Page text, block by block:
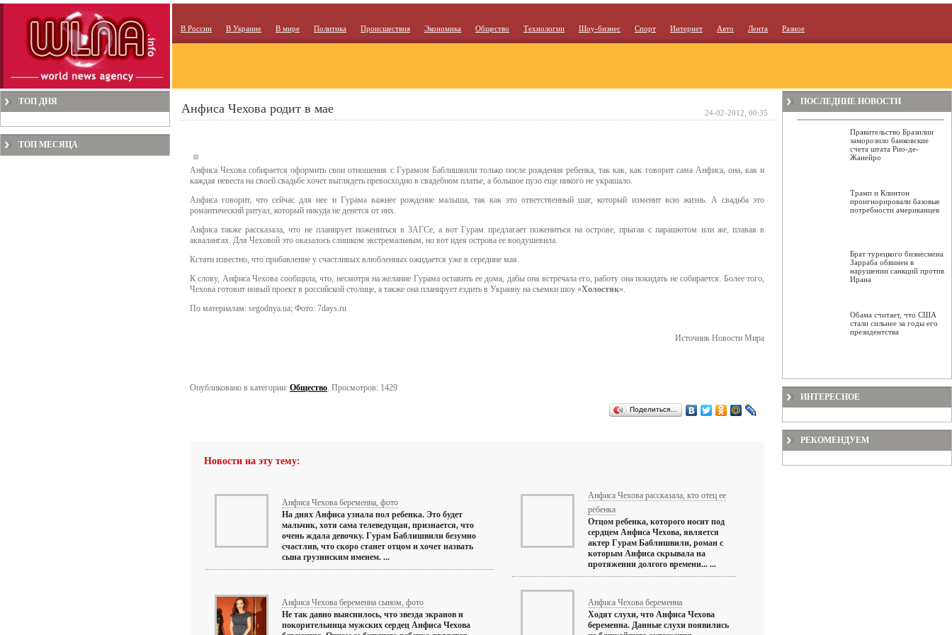
В России В Украине В мире Политика Происшествия Экономика Общество Технологии Шоу-бизнес Спорт Интернет Авто Лента Разное
ТОП ДНЯ
ТОП МЕСЯЦА
Анфиса Чехова родит в мае
Анфиса Чехова собирается оформить свои отношения с Гурамом Баблишвили только после рождения ребенка, так как, как говорит сама Анфиса, она, как и
каждая невеста на своей свадьбе хочет выглядеть превосходно в свадебном платье, а большое пузо еще никого не украшало.
Анфиса говорит, что сейчас для нее и Гурама важнее рождение малыша, так как это ответственный шаг, который изменит всю жизнь. А свадьба это
романтический ритуал, который никуда не денется от них.
Анфиса также рассказала, что не планирует пожениться в ЗАГСе, а вот Гурам предлагает пожениться на острове, прыгая с парашютом или же, плавая в
аквалангах. Для Чеховой это оказалось слишком экстремальным, но вот идея острова ее воодушевила.
Кстати известно, что прибавление у счастливых влюбленных ожидается уже в середине мая.
К слову, Анфиса Чехова сообщила, что, несмотря на желание Гурама оставить ее дома, дабы она встречала его, работу она покидать не собирается. Более того,
Чехова готовит новый проект в российской столице, а также она планирует ездить в Украину на съемки шоу «Холостяк».
По материалам: segodnya.ua; Фото: 7days.ru
Источник Новости Мира
Опубликовано в категории: Общество. Просмотров: 1429
Поделиться…
Новости на эту тему:
Анфиса Чехова беременна, фото
На днях Анфиса узнала пол ребенка. Это будет
мальчик, хотя сама телеведущая, признается, что
очень ждала девочку. Гурам Баблишвили безумно
счастлив, что скоро станет отцом и хочет назвать
сына грузинским именем. ...
Анфиса Чехова рассказала, кто отец ее
ребенка
Отцом ребенка, которого носит под
сердцем Анфиса Чехова, является
актер Гурам Баблишвили, роман с
которым Анфиса скрывала на
протяжении долгого времени... ...
Анфиса Чехова беременна сыном, фото
Не так давно выяснилось, что звезда экранов и
покорительница мужских сердец Анфиса Чехова
Анфиса Чехова беременна
Ходят слухи, что Анфиса Чехова
беременна. Данные слухи появились
24-02-2012, 00:35
ПОСЛЕДНИЕ НОВОСТИ
Правительство Бразилии
заморозило банковские
счета штата Рио-де-
Жанейро
Трамп и Клинтон
проигнорировали базовые
потребности американцев
Брат турецкого бизнесмена
Зарраба обвинен в
нарушении санкций против
Ирана
Обама считает, что США
стали сильнее за годы его
президентства
ИНТЕРЕСНОЕ
РЕКОМЕНДУЕМ